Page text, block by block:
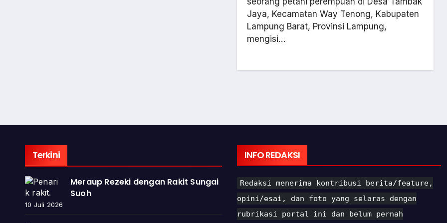
Jaya, Kecamatan Way Tenong, Kabupaten
Lampung Barat, Provinsi Lampung,
mengisi…
Terkini
Meraup Rezeki dengan Rakit Sungai
Suoh
10 Juli 2026
INFO REDAKSI
Redaksi menerima kontribusi berita/feature,
opini/esai, dan foto yang selaras dengan
rubrikasi portal ini dan belum pernah